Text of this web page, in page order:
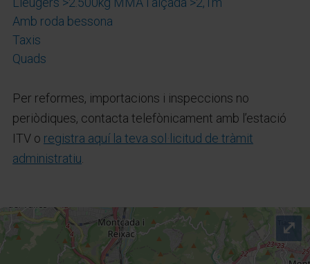
Amb roda bessona
Taxis
Quads
Per reformes, importacions i inspeccions no
periòdiques, contacta telefònicament amb l’estació
ITV o registra aquí la teva sol·licitud de tràmit
administratiu
⤢